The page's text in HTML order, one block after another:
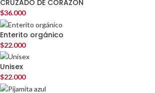
CRUZADO DE CORAZÓN
$36.000
Enterito orgánico
$22.000
Unisex
$22.000